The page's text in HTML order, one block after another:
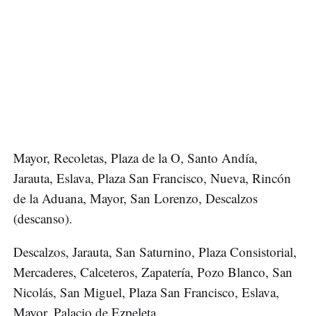
Mayor, Recoletas, Plaza de la O, Santo Andía,
Jarauta, Eslava, Plaza San Francisco, Nueva, Rincón
de la Aduana, Mayor, San Lorenzo, Descalzos
(descanso).
Descalzos, Jarauta, San Saturnino, Plaza Consistorial,
Mercaderes, Calceteros, Zapatería, Pozo Blanco, San
Nicolás, San Miguel, Plaza San Francisco, Eslava,
Mayor, Palacio de Ezpeleta.